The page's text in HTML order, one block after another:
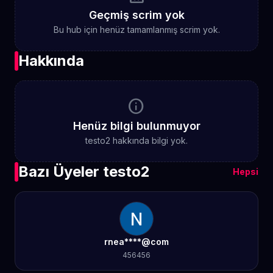
Geçmiş scrim yok
Bu hub için henüz tamamlanmış scrim yok.
Hakkında
info
Henüz bilgi bulunmuyor
testo2 hakkında bilgi yok.
Bazı Üyeler testo2 Hepsi
rnea****@com
456456